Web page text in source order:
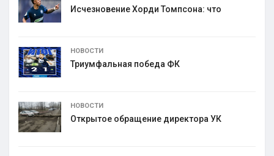
Исчезновение Хорди Томпсона: что
НОВОСТИ
Триумфальная победа ФК
НОВОСТИ
Открытое обращение директора УК